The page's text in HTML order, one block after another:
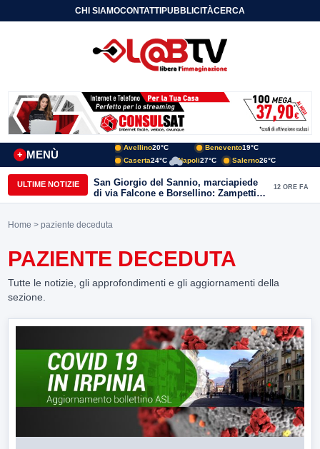
CHI SIAMOCONTATTIPUBBLICITÀCERCA
MENÙ
+
Avellino20°C Benevento19°C
Caserta24°C Napoli27°C Salerno26°C
ULTIME NOTIZIE
San Giorgio del Sannio, marciapiede
di via Falcone e Borsellino: Zampetti e
Lombardi replicano alle polemiche
12 ORE FA
Home > paziente deceduta
PAZIENTE DECEDUTA
Tutte le notizie, gli approfondimenti e gli aggiornamenti della
sezione.